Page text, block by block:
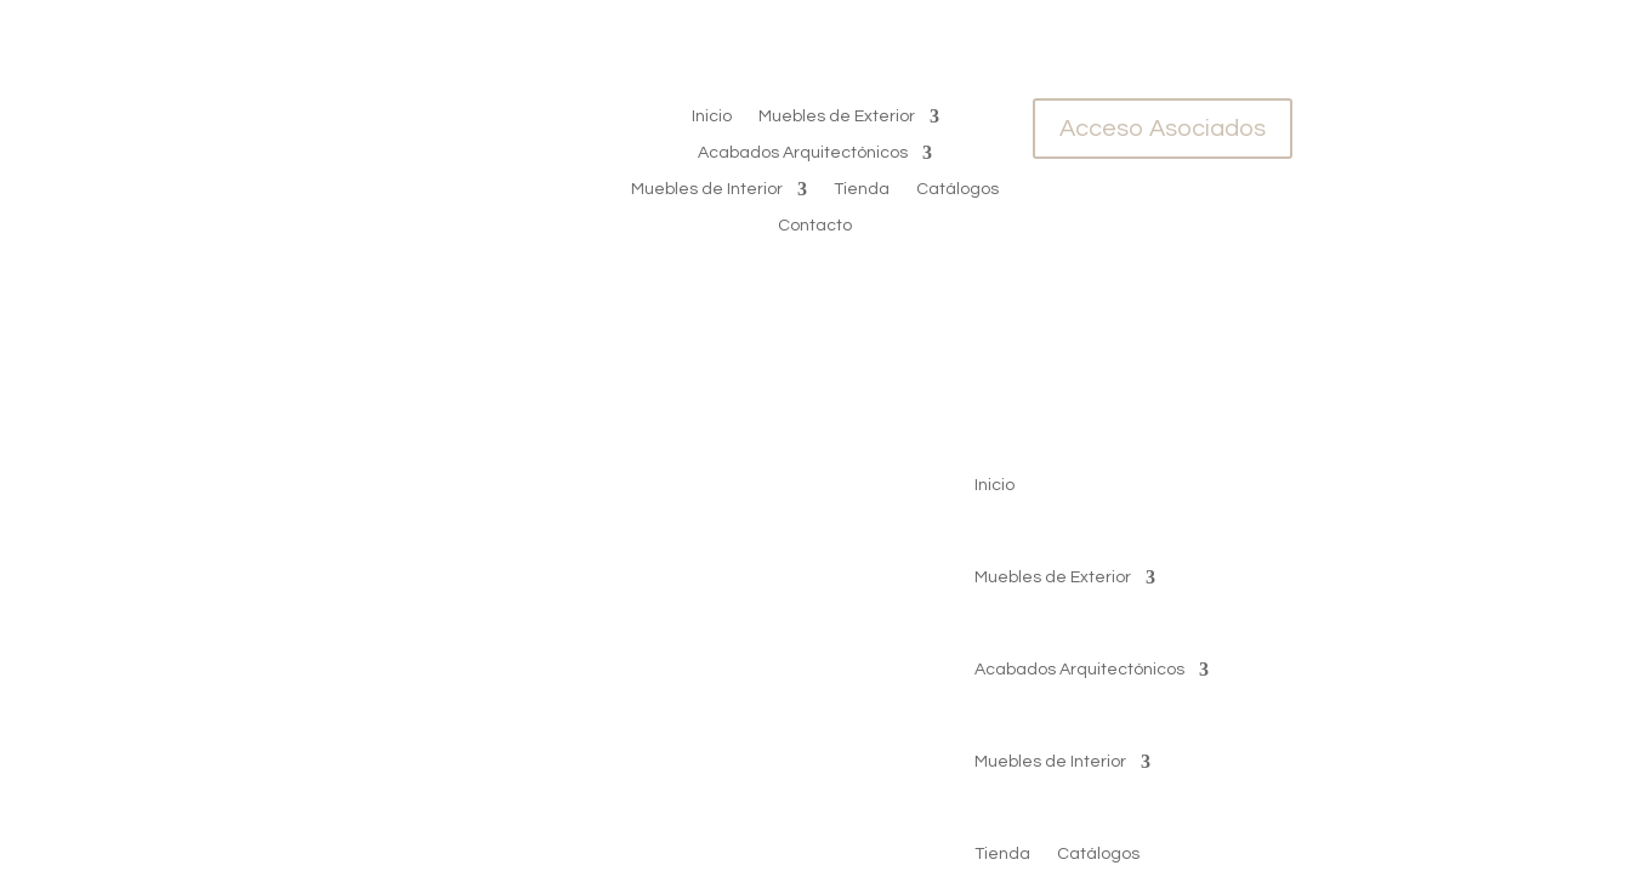
Inicio Muebles de Exterior
Acabados Arquitectónicos
Muebles de Interior Tienda Catálogos
Contacto
Acceso Asociados
Inicio
Muebles de Exterior
Acabados Arquitectónicos
Muebles de Interior
Tienda Catálogos